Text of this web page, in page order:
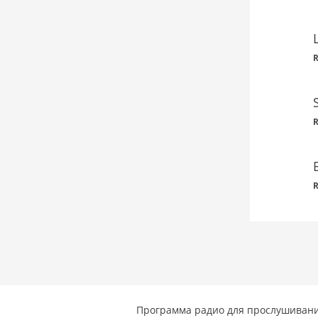
Программа радио для